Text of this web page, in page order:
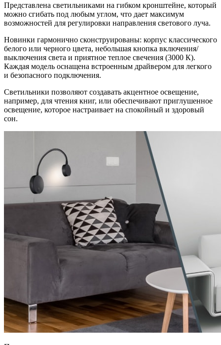
Представлена светильниками на гибком кронштейне, который
можно сгибать под любым углом, что дает максимум
возможностей для регулировки направления светового луча.
Новинки гармонично сконструированы: корпус классического
белого или черного цвета, небольшая кнопка включения/
выключения света и приятное теплое свечения (3000 К).
Каждая модель оснащена встроенным драйвером для легкого
и безопасного подключения.
Светильники позволяют создавать акцентное освещение,
например, для чтения книг, или обеспечивают приглушенное
освещение, которое настраивает на спокойный и здоровый
сон.